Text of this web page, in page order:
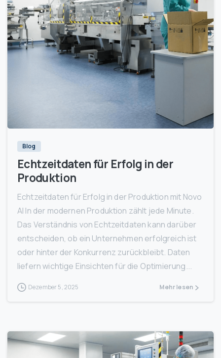
Blog
Echtzeitdaten für Erfolg in der
Produktion
Echtzeitdaten für Erfolg in der Produktion mit Novo
AI In der modernen Produktion zählt jede Minute.
Das Verständnis von Echtzeitdaten kann darüber
entscheiden, ob ein Unternehmen erfolgreich ist
oder hinter der Konkurrenz zurückbleibt. Daten
liefern wichtige Einsichten für die Optimierung...
Dezember 5, 2025 Mehr lesen